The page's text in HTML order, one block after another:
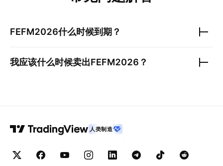
FEFM2026什么时候到期？
我应该什么时候卖出FEFM2026 ？
人类制造